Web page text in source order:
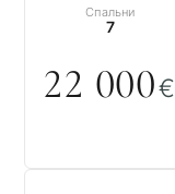
Спальни
7
22 000€